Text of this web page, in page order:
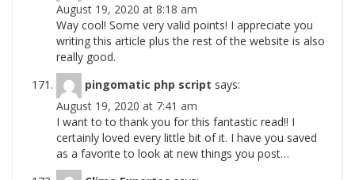
August 19, 2020 at 8:18 am
Way cool! Some very valid points! I appreciate you
writing this article plus the rest of the website is also
really good.
pingomatic php script says:
August 19, 2020 at 7:41 am
I want to to thank you for this fantastic read!! I
certainly loved every little bit of it. I have you saved
as a favorite to look at new things you post…